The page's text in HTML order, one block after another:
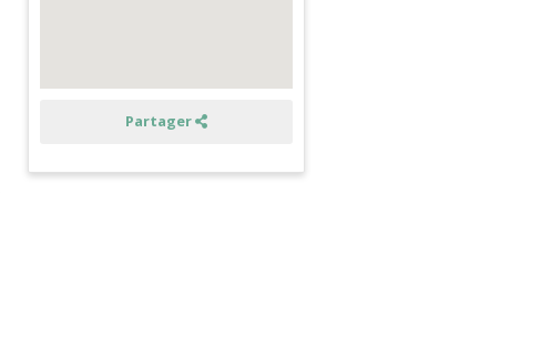
Partager